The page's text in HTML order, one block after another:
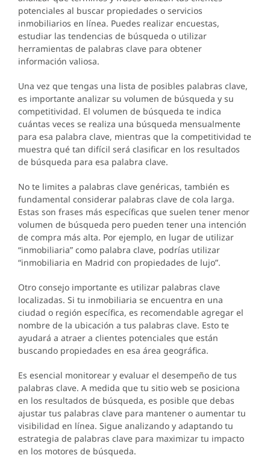
potenciales al buscar propiedades o servicios
inmobiliarios en línea. Puedes realizar encuestas,
estudiar las tendencias de búsqueda o utilizar
herramientas de palabras clave para obtener
información valiosa.
Una vez que tengas una lista de posibles palabras clave,
es importante analizar su volumen de búsqueda y su
competitividad. El volumen de búsqueda te indica
cuántas veces se realiza una búsqueda mensualmente
para esa palabra clave, mientras que la competitividad te
muestra qué tan difícil será clasificar en los resultados
de búsqueda para esa palabra clave.
No te limites a palabras clave genéricas, también es
fundamental considerar palabras clave de cola larga.
Estas son frases más específicas que suelen tener menor
volumen de búsqueda pero pueden tener una intención
de compra más alta. Por ejemplo, en lugar de utilizar
“inmobiliaria” como palabra clave, podrías utilizar
“inmobiliaria en Madrid con propiedades de lujo”.
Otro consejo importante es utilizar palabras clave
localizadas. Si tu inmobiliaria se encuentra en una
ciudad o región específica, es recomendable agregar el
nombre de la ubicación a tus palabras clave. Esto te
ayudará a atraer a clientes potenciales que están
buscando propiedades en esa área geográfica.
Es esencial monitorear y evaluar el desempeño de tus
palabras clave. A medida que tu sitio web se posiciona
en los resultados de búsqueda, es posible que debas
ajustar tus palabras clave para mantener o aumentar tu
visibilidad en línea. Sigue analizando y adaptando tu
estrategia de palabras clave para maximizar tu impacto
en los motores de búsqueda.